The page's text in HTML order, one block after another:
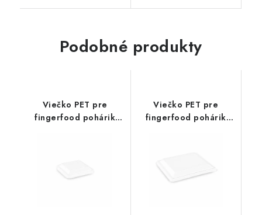
Podobné produkty
Viečko PET pre
fingerfood pohárik
Viečko PET pre
fingerfood pohárik